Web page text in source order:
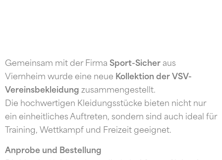
Gemeinsam mit der Firma Sport-Sicher aus
Viernheim wurde eine neue Kollektion der VSV-
Vereinsbekleidung zusammengestellt.
Die hochwertigen Kleidungsstücke bieten nicht nur
ein einheitliches Auftreten, sondern sind auch ideal für
Training, Wettkampf und Freizeit geeignet.
Anprobe und Bestellung